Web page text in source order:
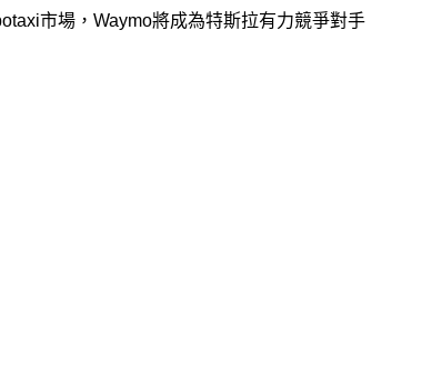
市場，Waymo將成為特斯拉有力競爭對手